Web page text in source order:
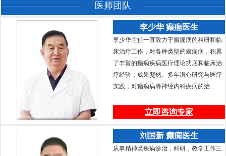
医师团队
李少华 癫痫医生
李少华主任一直致力于癫痫病的科研和临
床治疗工作，对各种类型的癫痫病，积累
了丰富的癫痫疾病医疗理论功底和临床治
疗经验，成果斐然。多年潜心研究与医疗
实践，对癫痫病等神经内科疾病的治...
立即咨询专家
刘国新 癫痫医生
从事精神类疾病诊治，科研，教学工作三